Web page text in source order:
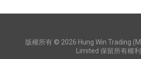
版權所有 © 2026 Hung Win Trading
Limited 保留所有權利